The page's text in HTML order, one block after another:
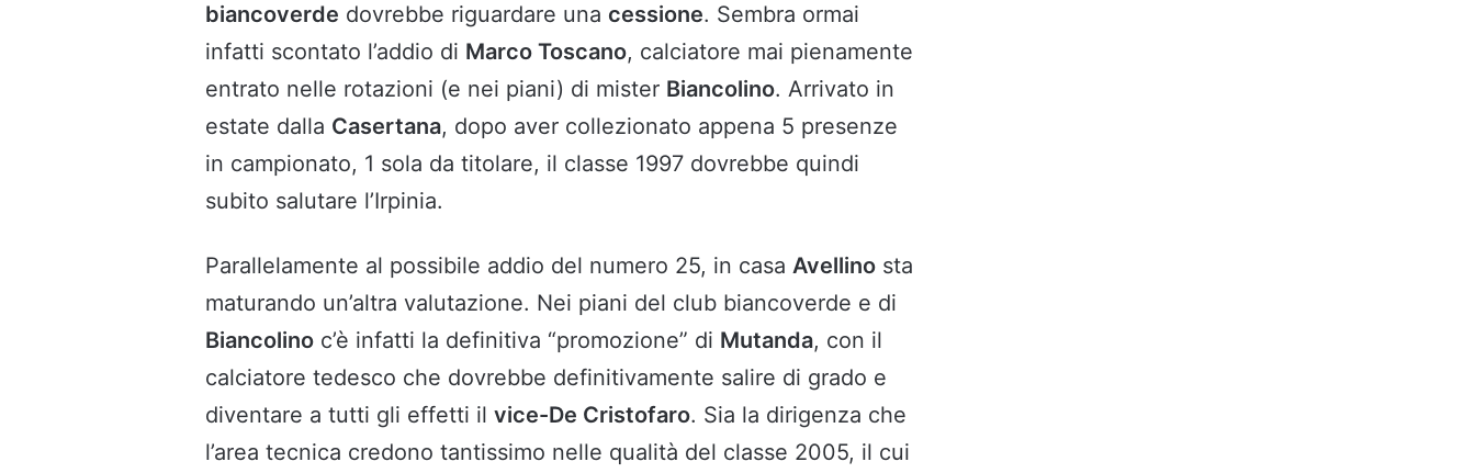
biancoverde dovrebbe riguardare una cessione. Sembra ormai
infatti scontato l’addio di Marco Toscano, calciatore mai pienamente
entrato nelle rotazioni (e nei piani) di mister Biancolino. Arrivato in
estate dalla Casertana, dopo aver collezionato appena 5 presenze
in campionato, 1 sola da titolare, il classe 1997 dovrebbe quindi
subito salutare l’Irpinia.
Parallelamente al possibile addio del numero 25, in casa Avellino sta
maturando un’altra valutazione. Nei piani del club biancoverde e di
Biancolino c’è infatti la definitiva “promozione” di Mutanda, con il
calciatore tedesco che dovrebbe definitivamente salire di grado e
diventare a tutti gli effetti il vice-De Cristofaro. Sia la dirigenza che
l’area tecnica credono tantissimo nelle qualità del classe 2005, il cui